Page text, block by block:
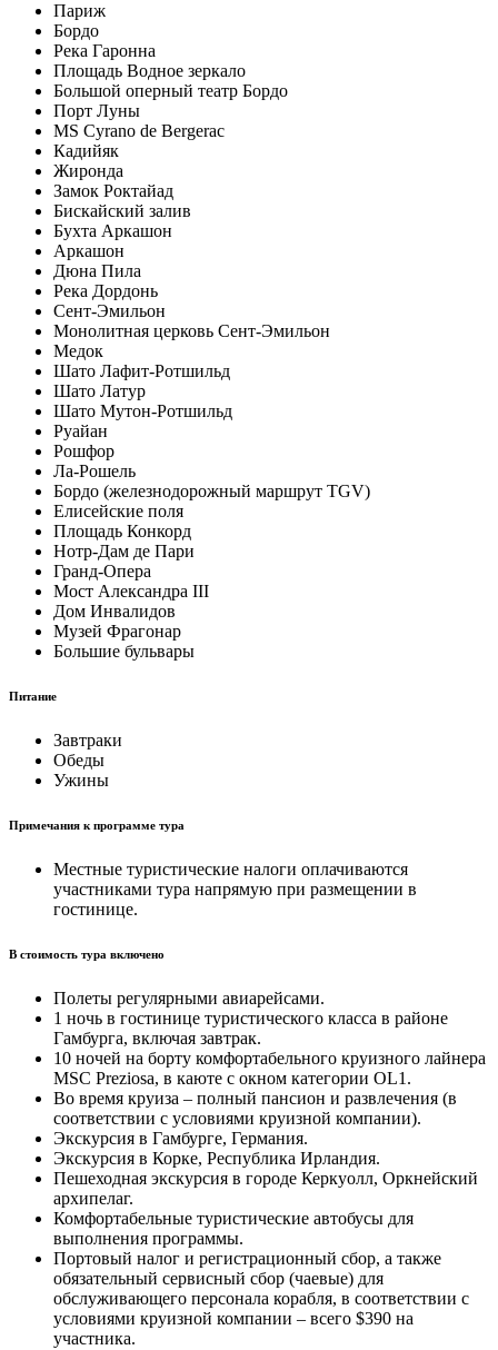
Париж
Бордо
Река Гаронна
Площадь Водное зеркало
Большой оперный театр Бордо
Порт Луны
MS Cyrano de Bergerac
Кадийяк
Жиронда
Замок Роктайад
Бискайский залив
Бухта Аркашон
Аркашон
Дюна Пила
Река Дордонь
Сент-Эмильон
Монолитная церковь Сент-Эмильон
Медок
Шато Лафит-Ротшильд
Шато Латур
Шато Мутон-Ротшильд
Руайан
Рошфор
Ла-Рошель
Бордо (железнодорожный маршрут TGV)
Елисейские поля
Площадь Конкорд
Нотр-Дам де Пари
Гранд-Опера
Мост Александра III
Дом Инвалидов
Музей Фрагонар
Большие бульвары
Питание
Завтраки
Обеды
Ужины
Примечания к программе тура
Местные туристические налоги оплачиваются
участниками тура напрямую при размещении в
гостинице.
В стоимость тура включено
Полеты регулярными авиарейсами.
1 ночь в гостинице туристического класса в районе
Гамбурга, включая завтрак.
10 ночей на борту комфортабельного круизного лайнера
MSC Preziosa, в каюте с окном категории OL1.
Во время круиза – полный пансион и развлечения (в
соответствии с условиями круизной компании).
Экскурсия в Гамбурге, Германия.
Экскурсия в Корке, Республика Ирландия.
Пешеходная экскурсия в городе Керкуолл, Оркнейский
архипелаг.
Комфортабельные туристические автобусы для
выполнения программы.
Портовый налог и регистрационный сбор, а также
обязательный сервисный сбор (чаевые) для
обслуживающего персонала корабля, в соответствии с
условиями круизной компании – всего $390 на
участника.